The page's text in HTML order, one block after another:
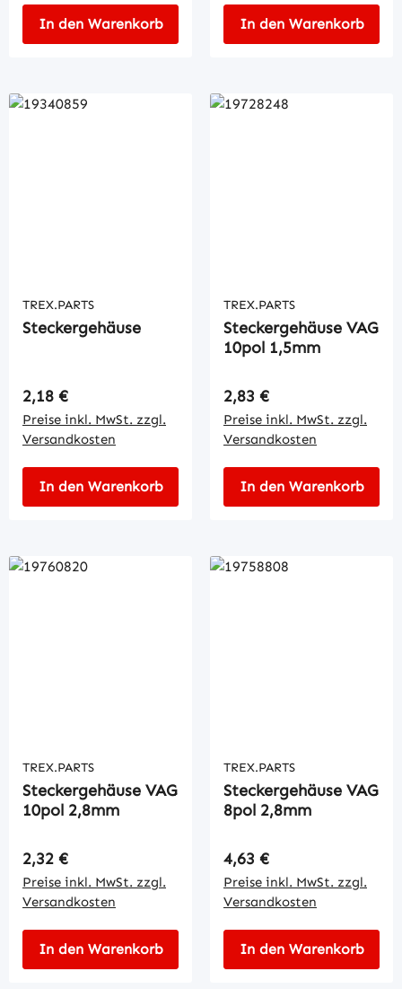
In den Warenkorb In den Warenkorb
TREX.PARTS
Steckergehäuse
Regulärer Preis:
2,18 €
Preise inkl. MwSt. zzgl.
Versandkosten
In den Warenkorb
TREX.PARTS
Steckergehäuse VAG
10pol 1,5mm
Regulärer Preis:
2,83 €
Preise inkl. MwSt. zzgl.
Versandkosten
In den Warenkorb
TREX.PARTS
Steckergehäuse VAG
10pol 2,8mm
Regulärer Preis:
2,32 €
Preise inkl. MwSt. zzgl.
Versandkosten
In den Warenkorb
TREX.PARTS
Steckergehäuse VAG
8pol 2,8mm
Regulärer Preis:
4,63 €
Preise inkl. MwSt. zzgl.
Versandkosten
In den Warenkorb